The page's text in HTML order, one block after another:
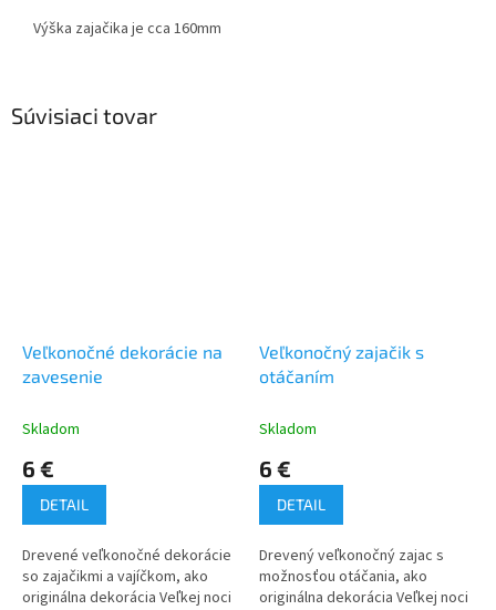
Výška zajačika je cca 160mm
Súvisiaci tovar
Veľkonočné dekorácie na
zavesenie
Skladom
6 €
DETAIL
Drevené veľkonočné dekorácie
so zajačikmi a vajíčkom, ako
originálna dekorácia Veľkej noci
Veľkonočný zajačik s
otáčaním
Skladom
6 €
DETAIL
Drevený veľkonočný zajac s
možnosťou otáčania, ako
originálna dekorácia Veľkej noci